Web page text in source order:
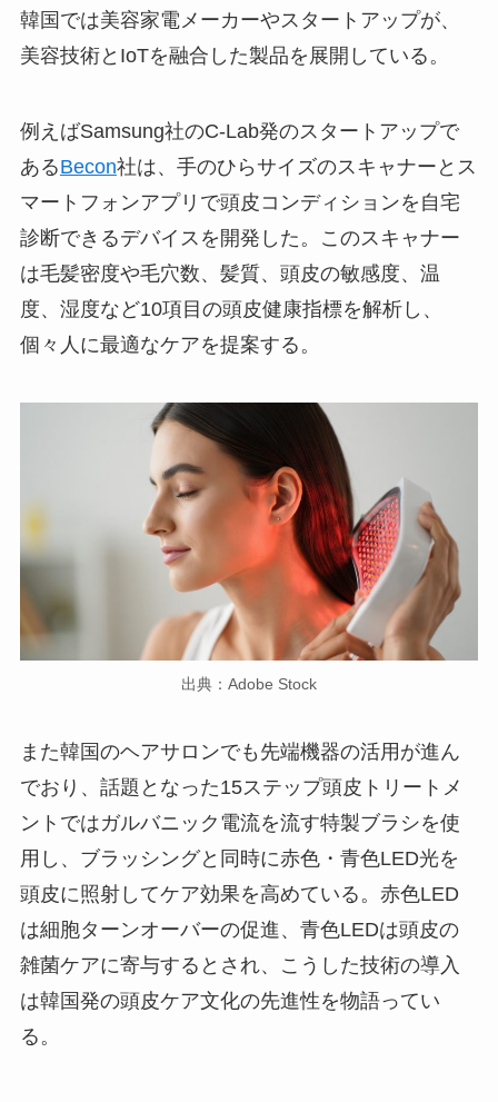
韓国では美容家電メーカーやスタートアップが、
美容技術とIoTを融合した製品を展開している。
例えばSamsung社のC-Lab発のスタートアップで
あるBecon社は、手のひらサイズのスキャナーとス
マートフォンアプリで頭皮コンディションを自宅
診断できるデバイスを開発した。このスキャナー
は毛髪密度や毛穴数、髪質、頭皮の敏感度、温
度、湿度など10項目の頭皮健康指標を解析し、
個々人に最適なケアを提案する。
出典：Adobe Stock
また韓国のヘアサロンでも先端機器の活用が進ん
でおり、話題となった15ステップ頭皮トリートメ
ントではガルバニック電流を流す特製ブラシを使
用し、ブラッシングと同時に赤色・青色LED光を
頭皮に照射してケア効果を高めている。赤色LED
は細胞ターンオーバーの促進、青色LEDは頭皮の
雑菌ケアに寄与するとされ、こうした技術の導入
は韓国発の頭皮ケア文化の先進性を物語ってい
る。